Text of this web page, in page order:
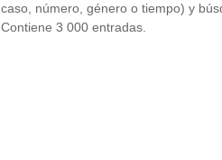
caso, número, género o tiempo) y
Contiene 3 000 entradas.